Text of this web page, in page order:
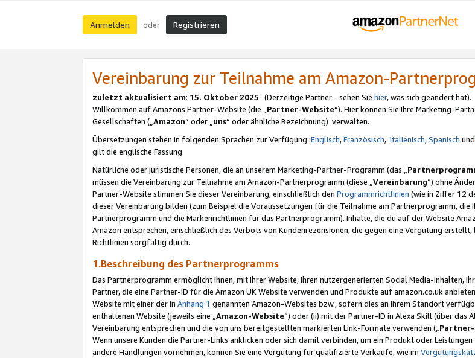
Anmelden oder Registrieren
Vereinbarung zur Teilnahme am Amazon-
zuletzt aktualisiert am: 15. Oktober 2025 (Derzeitige Partner - sehen Sie hier, was sich geändert hat).
Willkommen auf Amazons Partner-Website (die „Partner-Website“). Hier können Sie Ihre Marketing-
Gesellschaften („Amazon“ oder „uns“ oder ähnliche Bezeichnung) verwalten.
Übersetzungen stehen in folgenden Sprachen zur Verfügung :Englisch,Französisch, Italienisch,Spanisch und
gilt die englische Fassung.
Natürliche oder juristische Personen, die an unserem Marketing-Partner-Programm (das „
müssen die Vereinbarung zur Teilnahme am Amazon-Partnerprogramm (diese „Vereinbarung“) ohne
Partner-Website stimmen Sie dieser Vereinbarung, einschließlich den Programmrichtlinien (wie in Ziffer 12
dieser Vereinbarung bilden (zum Beispiel die Voraussetzungen für die Teilnahme am Partnerprogramm,
Partnerprogramm und die Markenrichtlinien für das Partnerprogramm). Inhalte, die du auf der Website
Amazon entsprechen, einschließlich des Verbots von Kundenrezensionen, die gegen eine Vergütung
Richtlinien sorgfältig durch.
1.Beschreibung des Partnerprogramms
Das Partnerprogramm ermöglicht Ihnen, mit Ihrer Website, Ihren nutzergenerierten Social Media-
Partner, die eine Partner-ID für die Amazon UK Website verwenden und Produkte auf amazon.co.uk anbieten)
Website mit einer der in Anhang 1 genannten Amazon-Websites bzw., sofern dies an Ihrem Standort
enthaltenen Website (jeweils eine „ Amazon-Website“) oder (ii) mit der Partner-ID in Alexa Skill (über das
Vereinbarung entsprechen und die von uns bereitgestellten markierten Link-Formate verwenden („
Wenn unsere Kunden die Partner-Links anklicken oder sich damit verbinden, um ein Produkt oder
andere Handlungen vornehmen, können Sie eine Vergütung für qualifizierte Verkäufe, wie im